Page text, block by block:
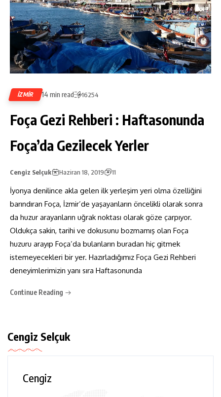
IZMIR 14 min read 16254
Foça Gezi Rehberi : Haftasonunda
Foça’da Gezilecek Yerler
Cengiz Selçuk Haziran 18, 2019 11
İyonya denilince akla gelen ilk yerleşim yeri olma özelliğini
barındıran Foça, İzmir’de yaşayanların öncelikli olarak sonra
da huzur arayanların uğrak noktası olarak göze çarpıyor.
Oldukça sakin, tarihi ve dokusunu bozmamış olan Foça
huzuru arayıp Foça’da bulanların buradan hiç gitmek
istemeyecekleri bir yer. Hazırladığımız Foça Gezi Rehberi
deneyimlerimizin yanı sıra Haftasonunda
Continue Reading
Cengiz Selçuk
Cengiz